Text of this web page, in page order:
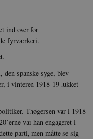
ind over for
fyrværkeri.
den spanske syge, blev
i vinteren 1918-19 lukket
Thøgersen var i 1918
var han engageret i
parti, men måtte se sig